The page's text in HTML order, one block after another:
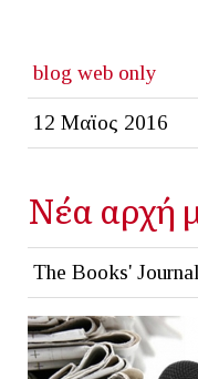
blog web only
12 Μαϊος 2016
Νέα αρχή
The Books' Journal